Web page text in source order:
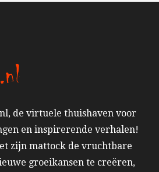
de virtuele thuishaven voor
en inspirerende verhalen!
zijn mattock de vruchtbare
groeikansen te creëren,